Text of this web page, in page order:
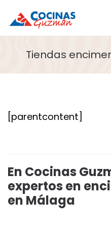
Tiendas
[parentcontent]
En Cocinas
expertos en
en Málaga